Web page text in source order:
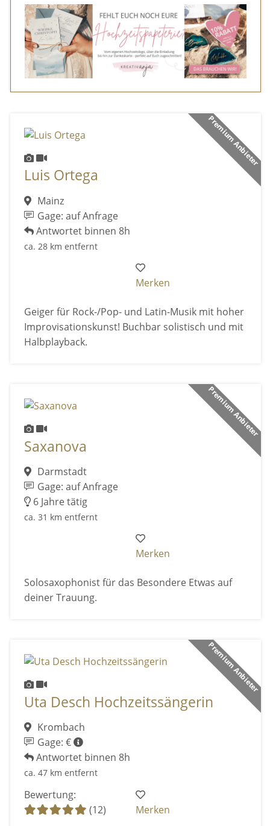
Premium Anbieter
Luis Ortega
Mainz
Gage: auf Anfrage
Antwortet binnen 8h
ca. 28 km entfernt
Merken
Geiger für Rock-/Pop- und Latin-Musik mit hoher
Improvisationskunst! Buchbar solistisch und mit
Halbplayback.
Premium Anbieter
Saxanova
Darmstadt
Gage: auf Anfrage
6 Jahre tätig
ca. 31 km entfernt
Merken
Solosaxophonist für das Besondere Etwas auf
deiner Trauung.
Premium Anbieter
Uta Desch Hochzeitssängerin
Krombach
Gage: €
Antwortet binnen 8h
ca. 47 km entfernt
Bewertung:
(12)
Merken